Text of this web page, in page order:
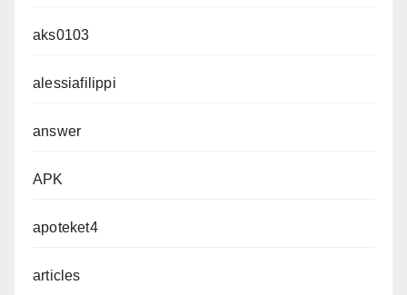
aks0103
alessiafilippi
answer
APK
apoteket4
articles